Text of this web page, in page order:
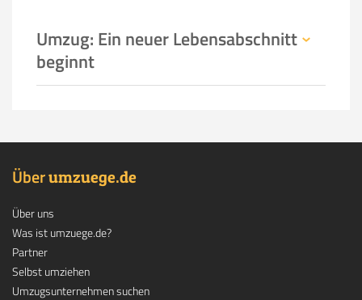
Umzug: Ein neuer Lebensabschnitt
beginnt
Überumzuege.de
Über uns
Was ist umzuege.de?
Partner
Selbst umziehen
Umzugsunternehmen suchen